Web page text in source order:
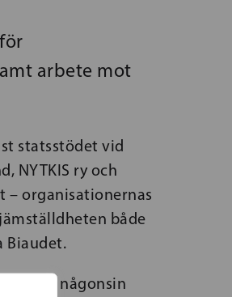
arbete mot
statsstödet vid
NYTKIS ry och
– organisationernas
både
Biaudet.
än någonsin